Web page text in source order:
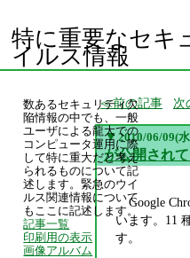
特に重要なセキ
イルス情報
前の記事 次
▼ 2010/06/09(
が公開され
Google
います。11
す。
数あるセキュリティ欠
陥情報の中でも、一般
ユーザによる龍大での
コンピュータ運用に際
して特に重大だと考え
られるものについて記
述します。緊急のウイ
ルス関連情報について
もここに記述します。
記事一覧
印刷用の表示
画像アルバム